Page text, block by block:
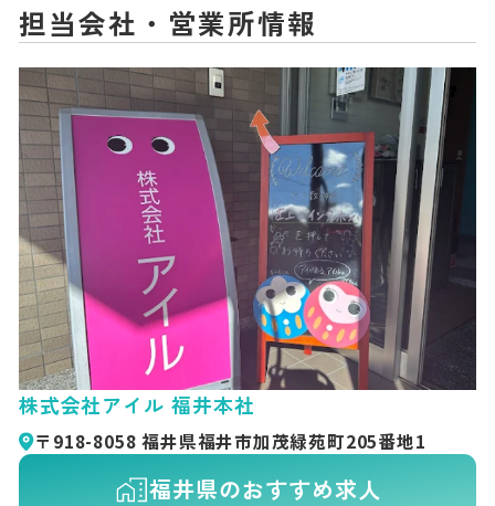
担当会社・営業所情報
株式会社アイル 福井本社
〒918-8058 福井県福井市加茂緑苑町205番地1
福井県のおすすめ求人